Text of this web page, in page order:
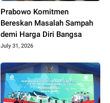
Prabowo Komitmen
Bereskan Masalah Sampah
demi Harga Diri Bangsa
July 31, 2026